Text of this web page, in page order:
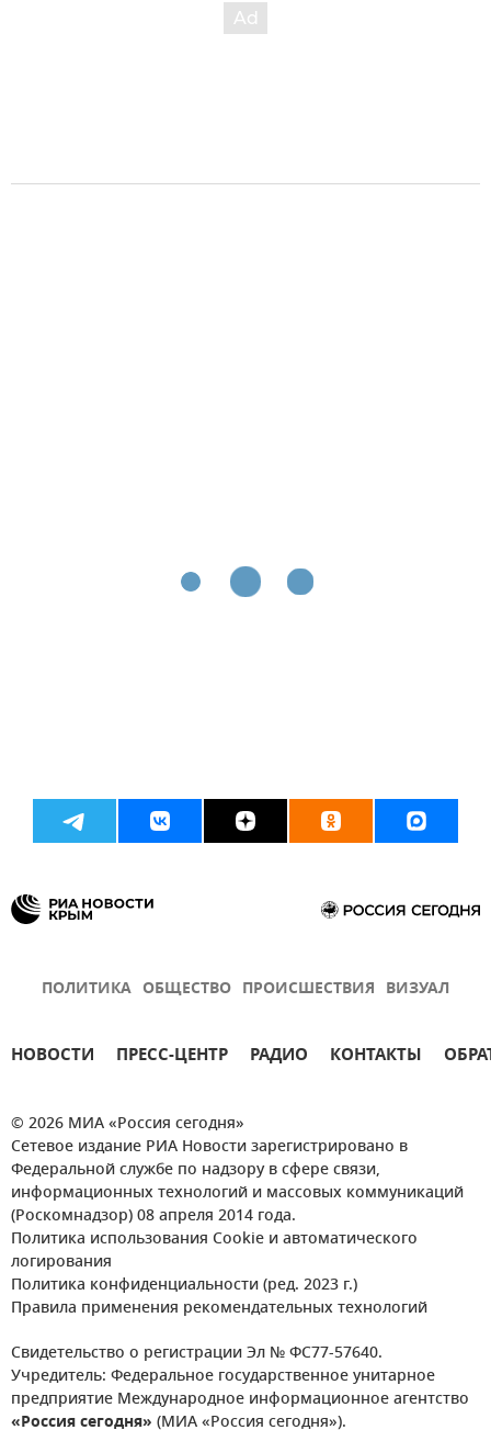
ПОЛИТИКА ОБЩЕСТВО ПРОИСШЕСТВИЯ ВИЗУАЛ
НОВОСТИ ПРЕСС-ЦЕНТР РАДИО КОНТАКТЫ
© 2026 МИА «Россия сегодня»
Сетевое издание РИА Новости зарегистрировано в
Федеральной службе по надзору в сфере связи,
информационных технологий и массовых коммуникаций
(Роскомнадзор) 08 апреля 2014 года.
Политика использования Cookie и автоматического
логирования
Политика конфиденциальности (ред. 2023 г.)
Правила применения рекомендательных технологий
Свидетельство о регистрации Эл № ФС77-57640.
Учредитель: Федеральное государственное унитарное
предприятие Международное информационное агентство
«Россия сегодня» (МИА «Россия сегодня»).